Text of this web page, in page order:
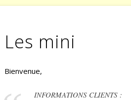
Les mini
Bienvenue,
INFORMATIONS CLIENTS :